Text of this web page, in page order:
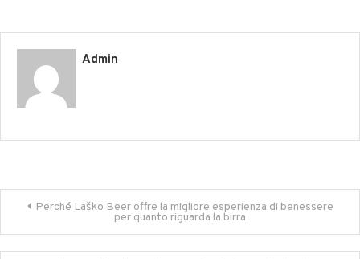
Admin
Post
navigation
Perché Laško Beer offre la migliore esperienza di benessere
per quanto riguarda la birra